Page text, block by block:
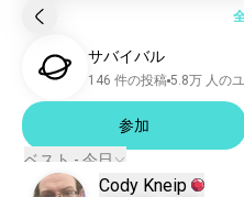
アマングアス
サブノーティカ
バルハイム
トゥームレイダー
サバイバル
146 件の投稿 5.8万 人の
参加
ベスト - 今日
Cody Kneip